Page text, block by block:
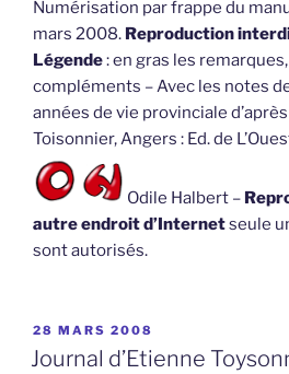
Numérisation par frappe du
mars 2008. Reproduction
Légende: en gras les
compléments – Avec les notes
années de vie provinciale
Toisonnier, Angers : Ed. de
Odile Halbert –
autre endroit d’Internetseule
sont autorisés.
PUBLIÉ
LE
28 MARS 2008
Journal d’Etienne